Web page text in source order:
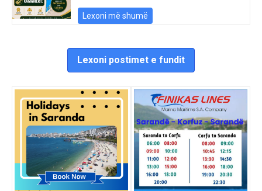
Lexoni më shumë
Lexoni postimet e fundit